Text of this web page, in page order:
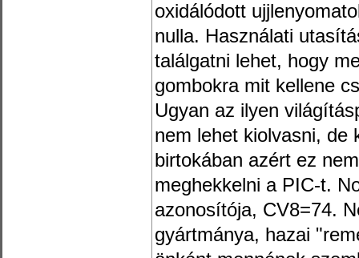
oxidálódott
nulla. Használati
találgatni lehet, hogy
gombokra mit kellene
Ugyan az ilyen
nem lehet kiolvasni, de
birtokában azért ez
meghekkelni a PIC-t.
azonosítója, CV8=74.
gyártmánya, hazai